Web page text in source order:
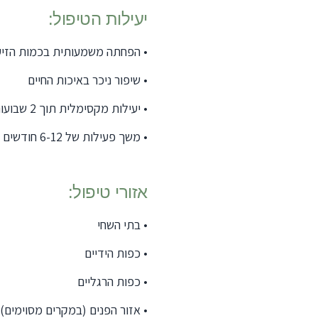
יעילות הטיפול:
• הפחתה משמעותית בכמות
• שיפור ניכר באיכות החיים
• יעילות מקסימלית תוך 2 שבועות
• משך פעילות של 6-12 חודשים
אזורי טיפול:
• בתי השחי
• כפות הידיים
• כפות הרגליים
• אזור הפנים (במקרים מסוימים)